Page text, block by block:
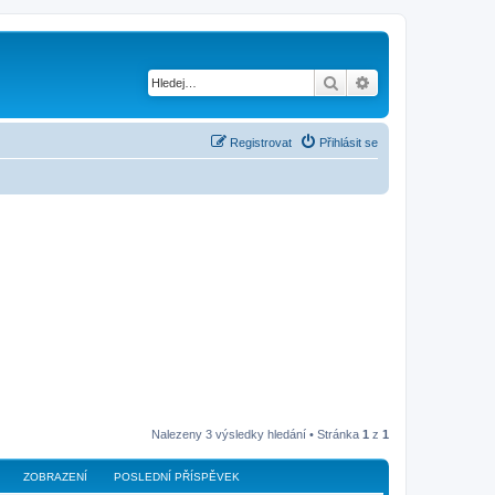
Hledat
Přihlásit se
Registrovat
Nalezeny 3 výsledky hledání • Stránka 1 z 1
ZOBRAZENÍ POSLEDNÍ PŘÍSPĚVEK